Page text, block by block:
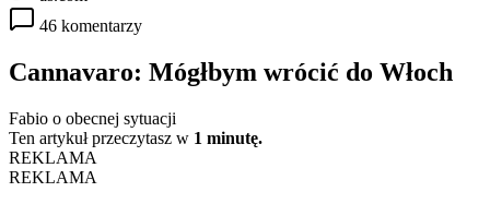
46 komentarzy
Cannavaro: Mógłbym wrócić do Włoch
Fabio o obecnej sytuacji
Ten artykuł przeczytasz w 1 minutę.
REKLAMA
REKLAMA